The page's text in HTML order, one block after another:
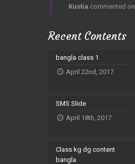
Kustia commented on
Recent Contents
bangla class 1
April 22nd, 2017
SMS Slide
April 18th, 2017
Class kg dg content
bangla